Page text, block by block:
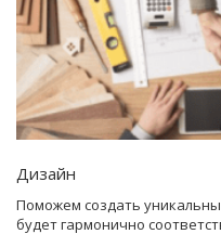
Дизайн
Поможем создать
будет гармонично